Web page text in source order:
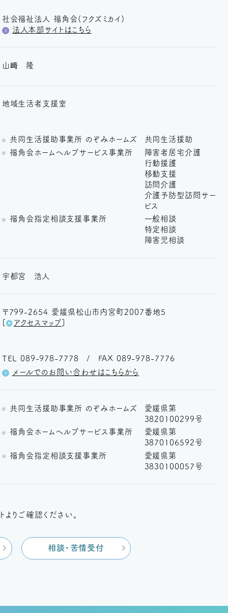
社会福祉法人 福角会(フクズミカイ)
法人本部サイトはこちら
山﨑 隆
地域生活者支援室
共同生活援助事業所 のぞみホームズ
共同生活援助
福角会ホームヘルプサービス事業所
障害者居宅介護
行動援護
移動支援
訪問介護
介護予防型訪問サー
ビス
福角会指定相談支援事業所
一般相談
特定相談
障害児相談
宇都宮 浩人
〒799-2654 愛媛県松山市内宮町2007番地5
[
アクセスマップ ]
TEL 089-978-7778 FAX 089-978-7776
メールでのお問い合わせはこちらから
共同生活援助事業所 のぞみホームズ
愛媛県第
3820100299号
福角会ホームヘルプサービス事業所
愛媛県第
3870106592号
福角会指定相談支援事業所
愛媛県第
3830100057号
りご確認ください。
相談・苦情受付